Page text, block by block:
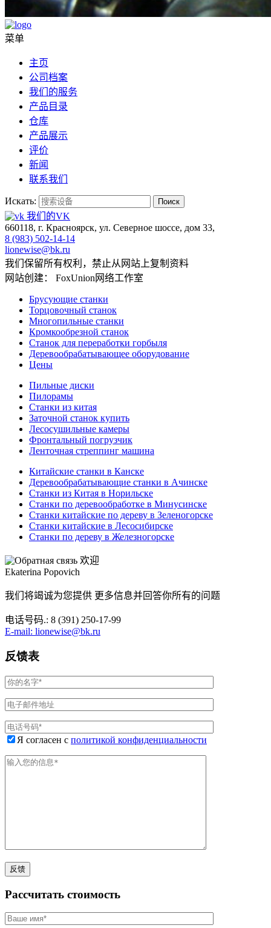
菜单
主页
公司档案
我们的服务
产品目录
仓库
产品展示
评价
新闻
联系我们
Искать: Поиск
我们的VK
660118, г. Красноярск, ул. Северное шоссе, дом 33,
8 (983) 502-14-14
lionewise@bk.ru
我们保留所有权利，禁止从网站上复制资料
网站创建： FoxUnion网络工作室
Брусующие станки
Торцовочный станок
Многопильные станки
Кромкообрезной станок
Станок для переработки горбыля
Деревообрабатывающее оборудование
Цены
Пильные диски
Пилорамы
Станки из китая
Заточной станок купить
Лесосушильные камеры
Фронтальный погрузчик
Ленточная стреппинг машина
Китайские станки в Канске
Деревообрабатывающие станки в Ачинске
Станки из Китая в Норильске
Станки по деревообработке в Минусинске
Станки китайские по дереву в Зеленогорске
Станки китайские в Лесосибирске
Станки по дереву в Железногорске
欢迎
Ekaterina Popovich
我们将竭诚为您提供 更多信息并回答你所有的问题
电话号码.: 8 (391) 250-17-99
E-mail: lionewise@bk.ru
反馈表
Я согласен с политикой конфиденциальности
Рассчитать стоимость